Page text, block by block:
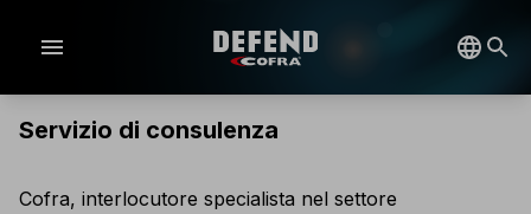
menu
Servizio di consulenza
Cofra, interlocutore specialista nel settore